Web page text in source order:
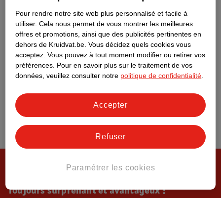
Toujours surprenant et avantageux !
Pour rendre notre site web plus personnalisé et facile à
utiliser. Cela nous permet de vous montrer les meilleures
offres et promotions, ainsi que des publicités pertinentes en
dehors de Kruidvat.be. Vous décidez quels cookies vous
acceptez. Vous pouvez à tout moment modifier ou retirer vos
préférences. Pour en savoir plus sur le traitement de vos
données, veuillez consulter notre politique de confidentialité
Paramétrer les cookies
Refuser
Accepter